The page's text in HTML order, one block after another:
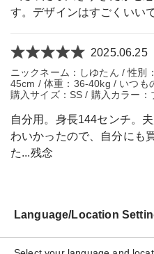
す。デザインはすごくいい
2025.06.25
ニックネーム：しゆたん / 性別
45cm / 体重：36-40kg / いつも
購入サイズ：SS / 購入カラー
自分用。身長144センチ。
わいかったので、自分にも
た...残念
Language/Location